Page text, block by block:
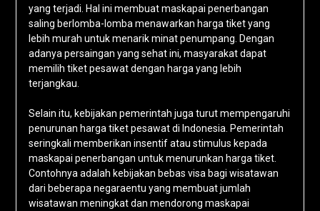
yang terjadi. Hal ini membuat maskapai penerbangan
saling berlomba-lomba menawarkan harga tiket yang
lebih murah untuk menarik minat penumpang. Dengan
adanya persaingan yang sehat ini, masyarakat dapat
memilih tiket pesawat dengan harga yang lebih
terjangkau.
Selain itu, kebijakan pemerintah juga turut mempengaruhi
penurunan harga tiket pesawat di Indonesia. Pemerintah
seringkali memberikan insentif atau stimulus kepada
maskapai penerbangan untuk menurunkan harga tiket.
Contohnya adalah kebijakan bebas visa bagi wisatawan
dari beberapa negaraentu yang membuat jumlah
wisatawan meningkat dan mendorong maskapai